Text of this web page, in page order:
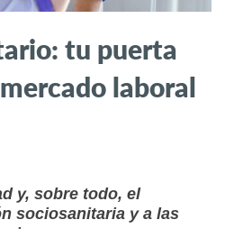
tu puerta
laboral
y, sobre todo, el
sociosanitaria y a las